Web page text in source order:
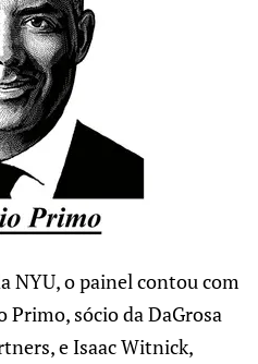
NYU, o painel contou com
sócio da DaGrosa
e Isaac Witnick,